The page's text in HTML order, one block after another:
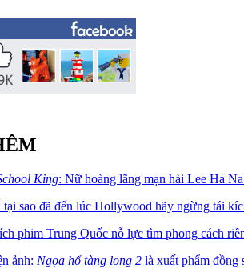
King: Nữ hoàng lãng mạn hài Lee Ha
sao đã đến lúc Hollywood hãy ngừng tái
phim Trung Quốc nỗ lực tìm phong cách
ảnh: Ngọa hổ tàng long 2 là xuất phẩm đồng